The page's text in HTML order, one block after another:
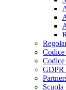
GDPR